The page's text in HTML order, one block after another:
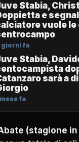
Stabia,
e
vuole le
giorni fa
Stabia,
sarà a
mese fa
(stagione